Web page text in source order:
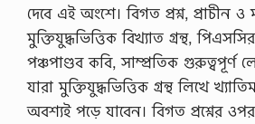
দেবে এই অংশে। বিগত প্রশ্ন, প্রাচীন ও
মুক্তিযুদ্ধভিত্তিক বিখ্যাত গ্রন্থ,
পঞ্চপাণ্ডব কবি, সাম্প্রতিক গুরুত্বপূর্ণ
যারা মুক্তিযুদ্ধভিত্তিক গ্রন্থ লিখে
অবশ্যই পড়ে যাবেন। বিগত প্রশ্নের